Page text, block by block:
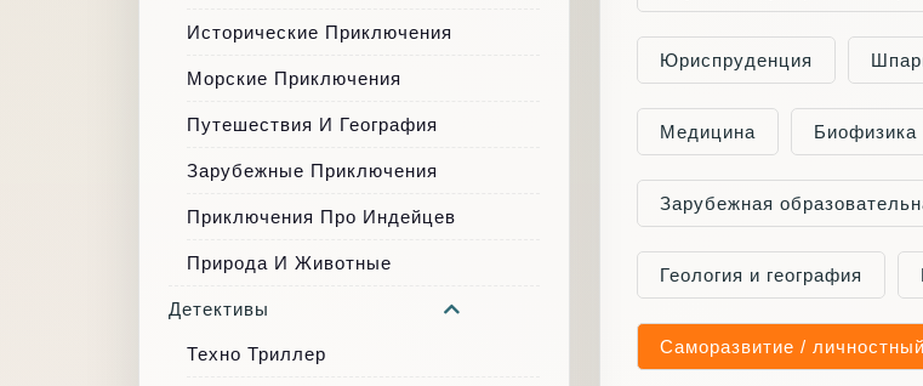
Юриспруденция
Медицина Биофизика
Зарубежная
Геология и география
Саморазвитие /
Исторические Приключения
Морские Приключения
Путешествия И География
Зарубежные Приключения
Приключения Про Индейцев
Природа И Животные
Детективы
Техно Триллер